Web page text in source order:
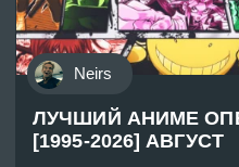
Neirs
ЛУЧШИЙ АНИМЕ
[1995-2026] АВГУСТ